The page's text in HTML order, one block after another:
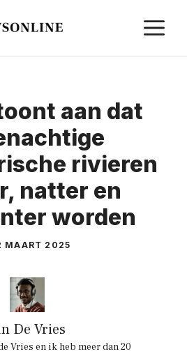
aan dat
rivieren
natter en
worden
MAART 2025
De Vries
Vries en ik heb meer dan 20